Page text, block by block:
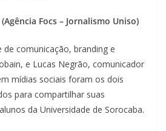
Focs – Jornalismo Uniso)
de comunicação, branding e
e Lucas Negrão, comunicador
mídias sociais foram os dois
para compartilhar suas
da Universidade de Sorocaba.